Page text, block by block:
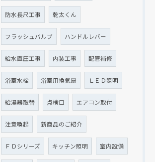
防水長尺工事 乾太くん
フラッシュバルブ ハンドルレバー
給水直圧工事 内装工事 配管補修
浴室水栓 浴室用換気扇 ＬＥＤ照明
給湯器取替 点検口 エアコン取付
注意喚起 新商品のご紹介
ＦＤシリーズ キッチン照明 室内設備